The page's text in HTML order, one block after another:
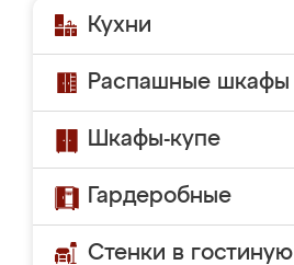
Кухни
Распашные шкафы
Шкафы-купе
Гардеробные
Стенки в гостиную